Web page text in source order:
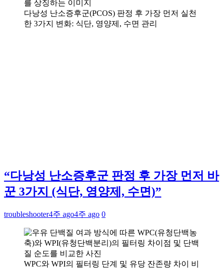
다낭성 난소증후군(PCOS) 판정 후 가장 먼저 실천
한 3가지 변화: 식단, 영양제, 수면 관리
“다낭성 난소증후군 판정 후 가장 먼저 바
꾼 3가지 (식단, 영양제, 수면)”
troubleshooter4주 ago4주 ago 0
WPC와 WPI의 필터링 단계 및 유당 잔존량 차이 비